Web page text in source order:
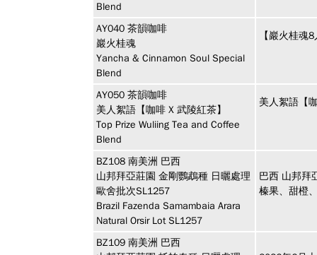
Blend
AY040 茶韻咖啡
巖火桂魂
Yancha & Cinnamon Soul Special
Blend
【巖火桂魂
AY050 茶韻咖啡
美人絮語【咖啡 X 武陵紅茶】
Top Prize Wuliing Tea and Coffee
Blend
美人絮語【
BZ108 南美洲 巴西
山邦拜亞莊園 金剛鸚鵡種 日曬處理
歐舍批次SL1257
Brazil Fazenda Samambaia Arara
Natural Orsir Lot SL1257
巴西 山邦拜
榛果、甜橙
BZ109 南美洲 巴西